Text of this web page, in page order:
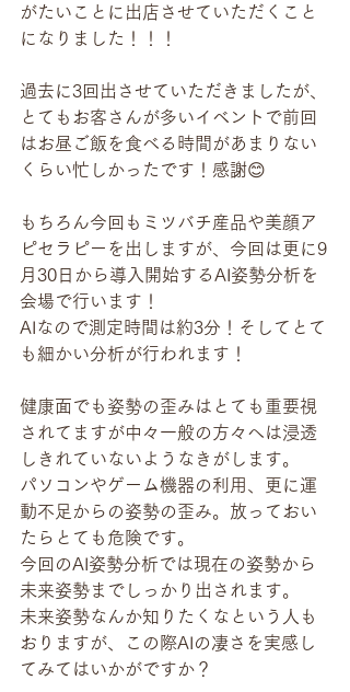
がたいことに出店させていただくこと
になりました！！！
過去に3回出させていただきましたが、
とてもお客さんが多いイベントで前回
はお昼ご飯を食べる時間があまりない
くらい忙しかったです！感謝😊
もちろん今回もミツバチ産品や美顔ア
ピセラピーを出しますが、今回は更に9
月30日から導入開始するAI姿勢分析を
会場で行います！
AIなので測定時間は約3分！そしてとて
も細かい分析が行われます！
健康面でも姿勢の歪みはとても重要視
されてますが中々一般の方々へは浸透
しきれていないようなきがします。
パソコンやゲーム機器の利用、更に運
動不足からの姿勢の歪み。放っておい
たらとても危険です。
今回のAI姿勢分析では現在の姿勢から
未来姿勢までしっかり出されます。
未来姿勢なんか知りたくなという人も
おりますが、この際AIの凄さを実感し
てみてはいかがですか？